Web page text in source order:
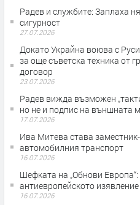
Радев и службите: Заплаха
сигурност
27.07.2026
Докато Украйна воюва с
за още съветска техника от
договор
23.07.2026
Радев вижда възможен
но не и подпис на външната
17.07.2026
Ива Митева става
автомобилния транспорт
16.07.2026
Шефката на „Обнови
антиевропейското
16.07.2026